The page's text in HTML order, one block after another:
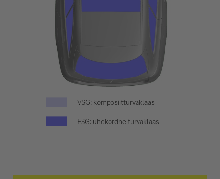
VSG: komposiitturvaklaas
ESG: ühekordne turvaklaas